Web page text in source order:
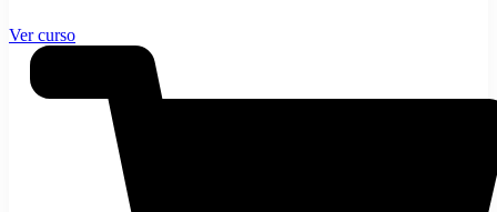
Ver curso